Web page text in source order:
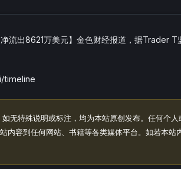
净流出8621万美元】金色财经报道，据Trader
timeline
无特殊说明或标注，均为本站原创发布。任何个
内容到任何网站、书籍等各类媒体平台。如若本站